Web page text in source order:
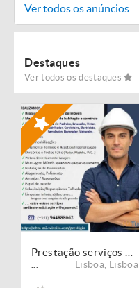
Ver todos os anúncios
Destaques
Ver todos os destaques
Lisboa Lisboa